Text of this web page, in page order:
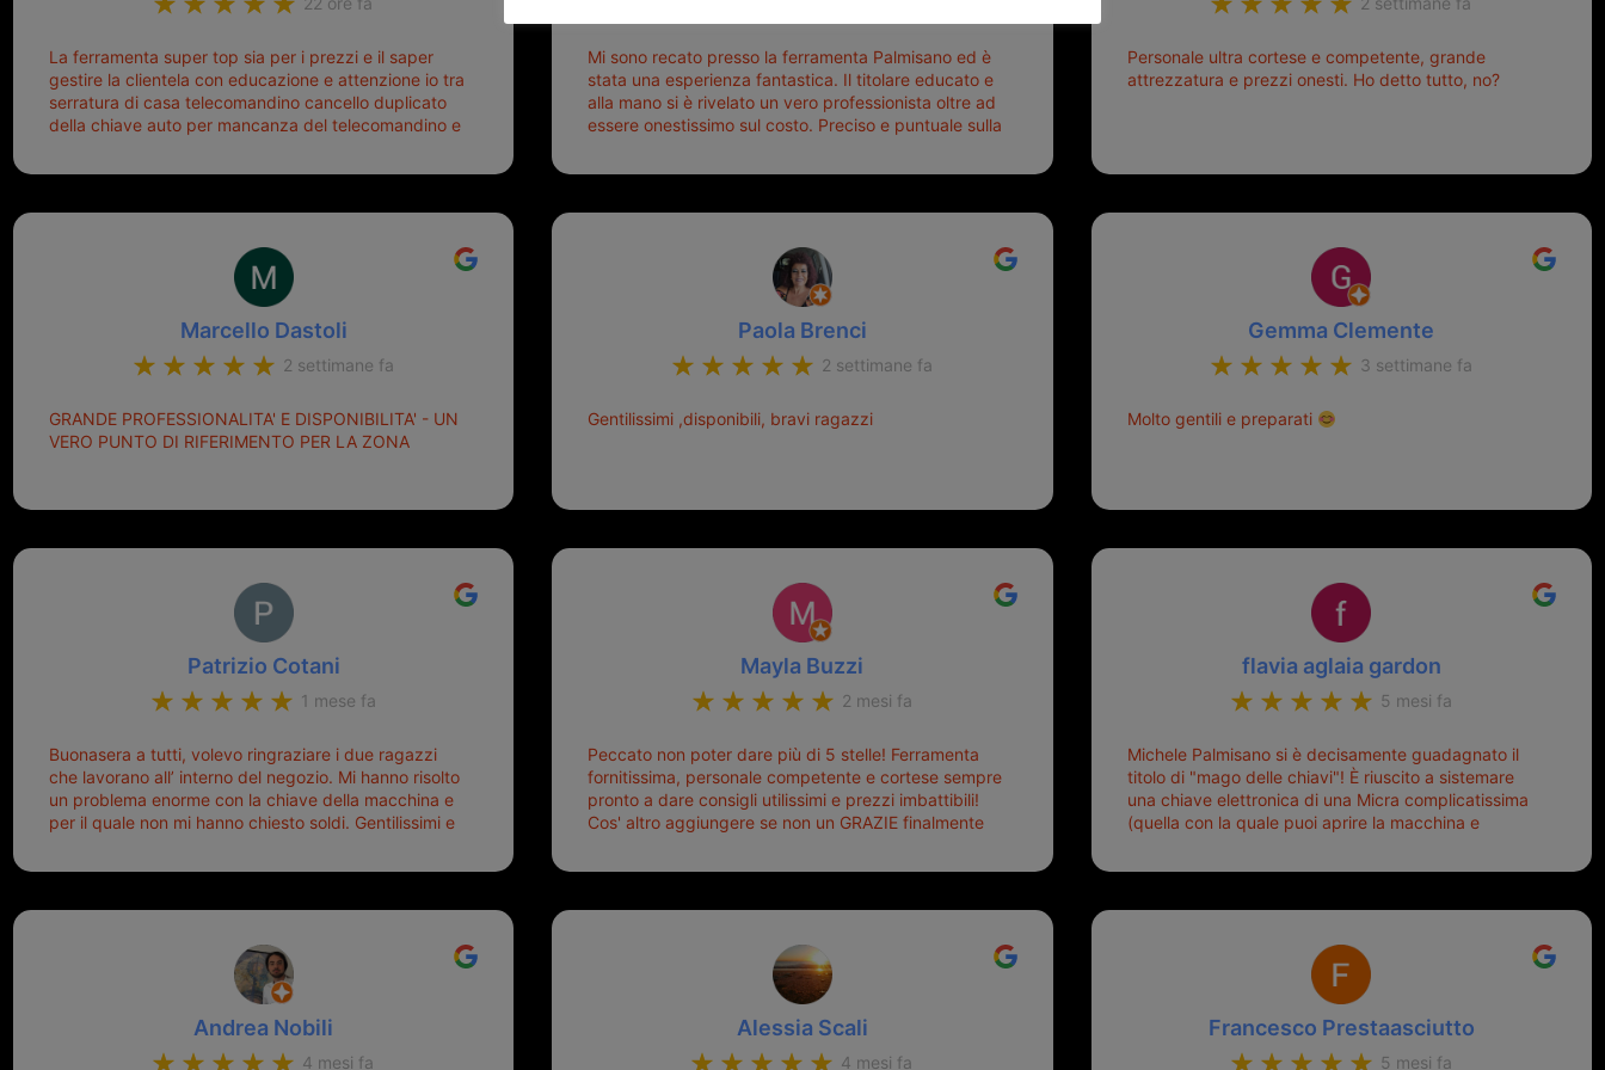
La ferramenta super top sia per i prezzi e il saper
gestire la clientela con educazione e attenzione io tra
serratura di casa telecomandino cancello duplicato
della chiave auto per mancanza del telecomandino e
meglio ferramenta de ostia e poi il prorietario il signor
Mi sono recato presso la ferramenta Palmisano ed è
stata una esperienza fantastica. Il titolare educato e
alla mano si è rivelato un vero professionista oltre ad
essere onestissimo sul costo. Preciso e puntuale sulla
Personale ultra cortese e competente, grande
attrezzatura e prezzi onesti. Ho detto tutto, no?
Marcello Dastoli
2 settimane fa
GRANDE PROFESSIONALITA' E DISPONIBILITA' - UN
VERO PUNTO DI RIFERIMENTO PER LA ZONA
Paola Brenci
2 settimane fa
Gentilissimi ,disponibili, bravi ragazzi
Gemma Clemente
3 settimane fa
Molto gentili e preparati
Patrizio Cotani
1 mese fa
Buonasera a tutti, volevo ringraziare i due ragazzi
che lavorano all’ interno del negozio. Mi hanno risolto
un problema enorme con la chiave della macchina e
per il quale non mi hanno chiesto soldi. Gentilissimi e
Sicuramente tornerò qui per qualsiasi altro problema.
Mayla Buzzi
2 mesi fa
Peccato non poter dare più di 5 stelle! Ferramenta
fornitissima, personale competente e cortese sempre
pronto a dare consigli utilissimi e prezzi imbattibili!
Cos' altro aggiungere se non un GRAZIE finalmente
siete il mio riferimento. Ah dimenticavo...da loro sono
trove! Top top top!!!
flavia aglaia gardon
5 mesi fa
Michele Palmisano si è decisamente guadagnato il
titolo di "mago delle chiavi"! È riuscito a sistemare
una chiave elettronica di una Micra complicatissima
(quella con la quale puoi aprire la macchina e
borsa!) che era pronta per la pattumiera... Avevo
pietose, si era perso il coperchietto, la chiave era
bisognava stare attenti che non ti staccasse la
chiave dal blocchetto e talvolta non faceva bene il
contatto nel quadro e bisognava armeggiare un po',
praticamente entrare e mettere in moto era un terno
al Lotto; ormai pensavo di dover prendere un mutuo
Andrea Nobili
4 mesi fa
Alessia Scali
4 mesi fa
Francesco Prestaasciutto
5 mesi fa